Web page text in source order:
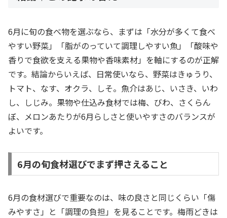
6月に旬の食べ物を選ぶなら、まずは「水分が多くて食べ
やすい野菜」「脂がのっていて調理しやすい魚」「酸味や
香りで食欲を支える果物や香味素材」を軸にするのが正解
です。結論からいえば、日常使いなら、野菜はきゅうり、
トマト、なす、オクラ、しそ。魚介はあじ、いさき、いわ
し、しじみ。果物や仕込み食材では梅、びわ、さくらん
ぼ、メロンあたりが6月らしさと使いやすさのバランスが
よいです。
6月の旬食材選びでまず押さえること
6月の食材選びで重要なのは、味の良さと同じくらい「傷
みやすさ」と「調理の負担」を見ることです。梅雨どきは